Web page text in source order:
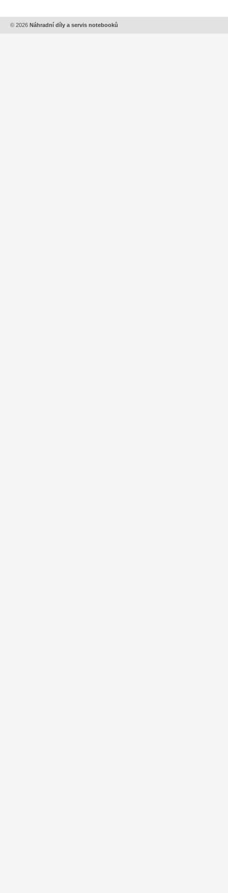
© 2026 Náhradní díly a servis notebooků